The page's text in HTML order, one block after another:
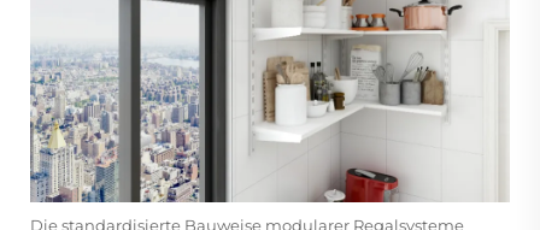
Die standardisierte Bauweise modularer Regalsysteme